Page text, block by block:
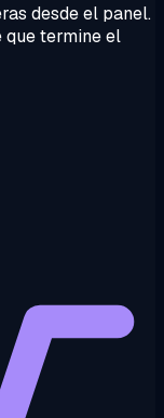
desde el panel.
que termine el